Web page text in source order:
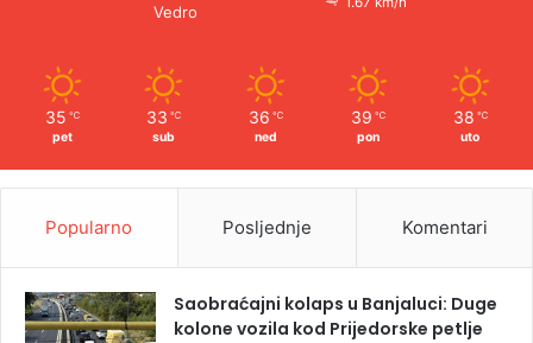
Vedro
35 ℃
pet
33 ℃
sub
36 ℃
ned
39 ℃
pon
38 ℃
uto
Popularno Posljednje Komentari
Saobraćajni kolaps u Banjaluci: Duge
kolone vozila kod Prijedorske petlje